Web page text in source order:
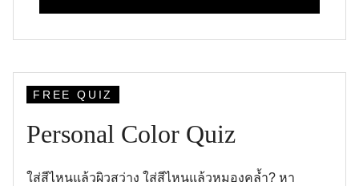
FREE QUIZ
Personal Color Quiz
ใส่สีไหนแล้วผิวสว่าง ใส่สีไหนแล้วหมองคล้ำ? หา